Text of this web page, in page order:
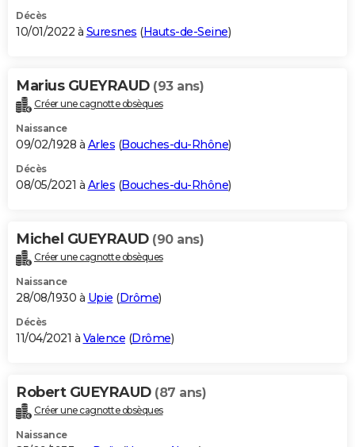
Décès
10/01/2022 à Suresnes (Hauts-de-Seine)
Marius GUEYRAUD (93 ans)
Créer une cagnotte obsèques
Naissance
09/02/1928 à Arles (Bouches-du-Rhône)
Décès
08/05/2021 à Arles (Bouches-du-Rhône)
Michel GUEYRAUD (90 ans)
Créer une cagnotte obsèques
Naissance
28/08/1930 à Upie (Drôme)
Décès
11/04/2021 à Valence (Drôme)
Robert GUEYRAUD (87 ans)
Créer une cagnotte obsèques
Naissance